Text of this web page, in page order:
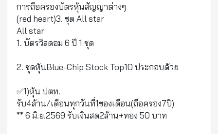
การถือครองบัตรหุ้นสัญญาต่างๆ
(red heart)3. ชุด All star
All star
1. บัตรวิสดอม 6 ปี 1 ชุด
2. ชุดหุ้นBlue-Chip Stock Top10 ประกอบด้วย
✅1)หุ้น ปตท.
รับ4ล้าน/เดือนทุกวันที่1ของเดือน(ถือครอง7ปี)
** 6 มิ.ย.2569 รับเงินสด2ล้าน+ทอง 50 บาท